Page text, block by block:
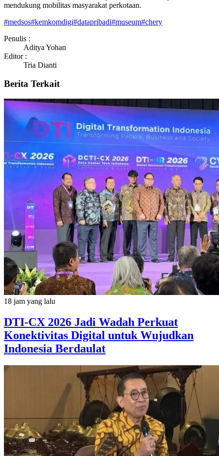
mendukung mobilitas masyarakat perkotaan.
#medsos#kemkomdigi#datapribadi#museum#chery
Penulis :
Aditya Yohan
Editor :
Tria Dianti
Berita Terkait
18 jam yang lalu
DTI-CX 2026 Jadi Wadah Perkuat
Konektivitas Digital untuk Wujudkan
Indonesia Berdaulat